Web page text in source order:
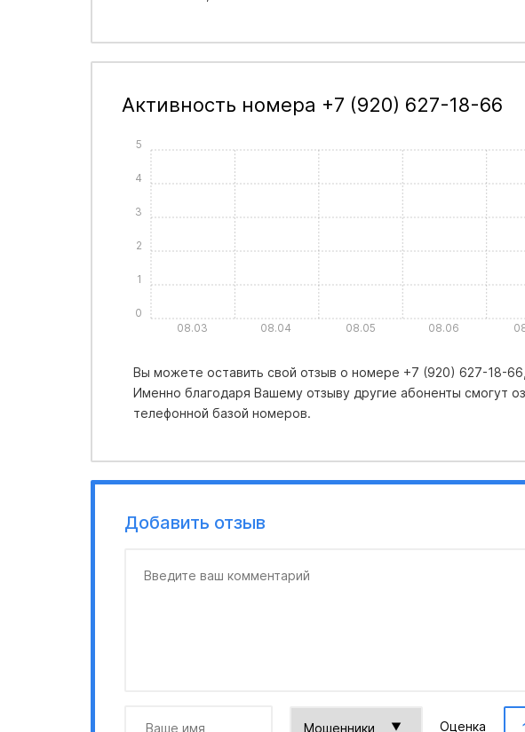
Активность номера +7 (920) 627-18-66
08.03 08.04 08.05 08.06
0
1
2
3
4
5
Вы можете оставить свой отзыв о номере +7 (920) 627-18-
Именно благодаря Вашему отзыву другие абоненты смогут
телефонной базой номеров.
Добавить отзыв
Оценка